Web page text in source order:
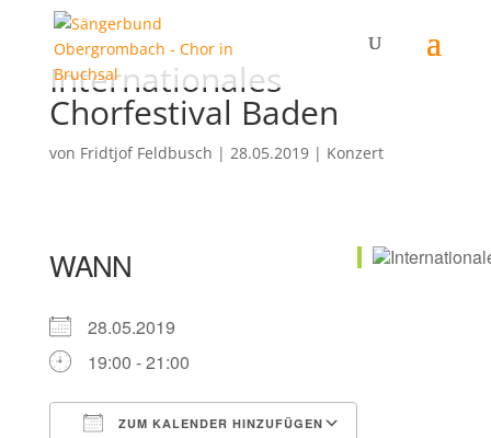
Internationales
Chorfestival Baden
von Fridtjof Feldbusch | 28.05.2019| Konzert
WANN
28.05.2019
19:00 - 21:00
ZUM KALENDER HINZUFÜGEN